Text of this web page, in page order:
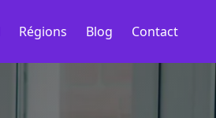
Régions Blog Contact